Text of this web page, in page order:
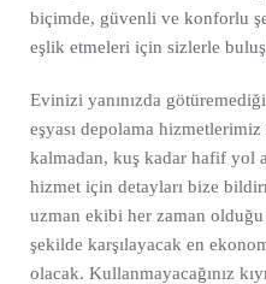
biçimde, güvenli ve konforlu
eşlik etmeleri için sizlerle
Evinizi yanınızda
eşyası depolama
kalmadan, kuş kadar hafif yol
hizmet için detayları bize
uzman ekibi her zaman olduğu
şekilde karşılayacak en
olacak. Kullanmayacağınız